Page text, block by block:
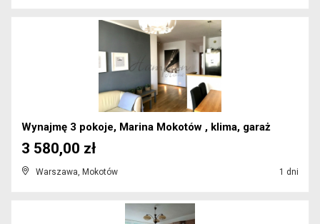
Wynajmę 3 pokoje, Marina Mokotów , klima, garaż
Warszawa, Mokotów 1 dni
3 580,00 zł